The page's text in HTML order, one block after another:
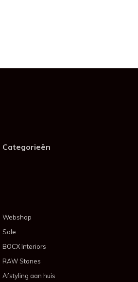
Categorieën
Webshop
Sale
BOCX Interiors
RAW Stones
Afstyling aan huis